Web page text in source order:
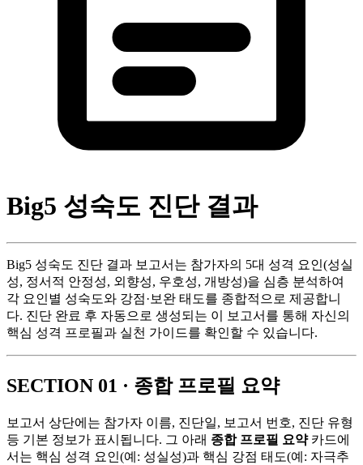
Big5 성숙도 진단 결과
Big5 성숙도 진단 결과 보고서는 참가자의 5대 성격 요인(성실
성, 정서적 안정성, 외향성, 우호성, 개방성)을 심층 분석하여
각 요인별 성숙도와 강점·보완 태도를 종합적으로 제공합니
다. 진단 완료 후 자동으로 생성되는 이 보고서를 통해 자신의
핵심 성격 프로필과 실천 가이드를 확인할 수 있습니다.
SECTION 01 · 종합 프로필 요약
보고서 상단에는 참가자 이름, 진단일, 보고서 번호, 진단 유형
등 기본 정보가 표시됩니다. 그 아래 종합 프로필 요약카드에
서는 핵심 성격 요인(예: 성실성)과 핵심 강점 태도(예: 자극추